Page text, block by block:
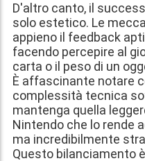
D'altro canto, il
solo estetico. Le
appieno il feedback
facendo percepire al
carta o il peso di un
È affascinante notare
complessità tecnica
mantenga quella
Nintendo che lo rende
ma incredibilmente
Questo bilanciamento